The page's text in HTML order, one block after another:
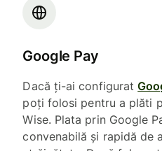
Google Pay
Dacă ți-ai configurat
poți folosi pentru a plăti
Wise. Plata prin Google
convenabilă și rapidă de